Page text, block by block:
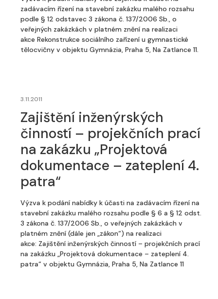
zadávacím řízení na stavební zakázku malého rozsahu
podle § 12 odstavec 3 zákona č. 137/2006 Sb., o
veřejných zakázkách v platném znění na realizaci
akce Rekonstrukce sociálního zařízení u gymnastické
tělocvičny v objektu Gymnázia, Praha 5, Na Zatlance 11.
3.11.2011
Zajištění inženýrských
činností – projekčních prací
na zakázku „Projektová
dokumentace – zateplení 4.
patra“
Výzva k podání nabídky k účasti na zadávacím řízení na
stavební zakázku malého rozsahu podle § 6 a § 12 odst.
3 zákona č. 137/2006 Sb., o veřejných zakázkách v
platném znění (dále jen „zákon“) na realizaci
akce: Zajištění inženýrských činností – projekčních prací
na zakázku „Projektová dokumentace – zateplení 4.
patra“ v objektu Gymnázia, Praha 5, Na Zatlance 11